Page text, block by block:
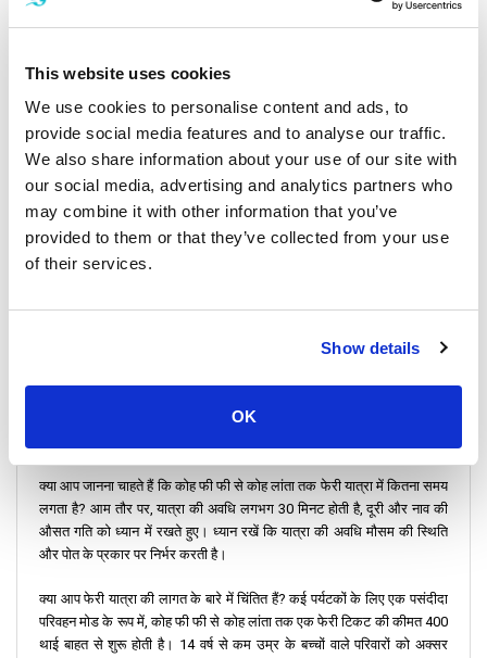
This website uses cookies
We use cookies to personalise content and ads, to
provide social media features and to analyse our traffic.
We also share information about your use of our site with
our social media, advertising and analytics partners who
may combine it with other information that you’ve
provided to them or that they’ve collected from your use
of their services.
Show details
OK
दैनिक कनेक्टिविटी:हर दिन सात फेरी मार्ग उपलब्ध हैं।
यात्रा की दूरी: फेरी लगभग 25 किलोमीटर की दूरी तय करती है।
संचालित करने वाली कंपनियाँ:Bundhaya Speed Boat, Chaokoh Travel
Center, Opal Travel, Phi Phi Kanichta Tour, और Satun Pakbara
Speed Boat Club सहित विश्वसनीय फेरी ऑपरेटरों में से चुनें।
25 किलोमीटर (16 मील) का है। भले ही यह सबसे छोटा मार्ग न हो, लेकिन फेरी की
क्या आप जानना चाहते हैं कि कोह फी फी से कोह लांता तक फेरी यात्रा में कितना समय
लगता है? आम तौर पर, यात्रा की अवधि लगभग 30 मिनट होती है, दूरी और नाव की
औसत गति को ध्यान में रखते हुए। ध्यान रखें कि यात्रा की अवधि मौसम की स्थिति
और पोत के प्रकार पर निर्भर करती है।
क्या आप फेरी यात्रा की लागत के बारे में चिंतित हैं? कई पर्यटकों के लिए एक पसंदीदा
परिवहन मोड के रूप में, कोह फी फी से कोह लांता तक एक फेरी टिकट की कीमत 400
थाई बाहत से शुरू होती है। 14 वर्ष से कम उम्र के बच्चों वाले परिवारों को अक्सर